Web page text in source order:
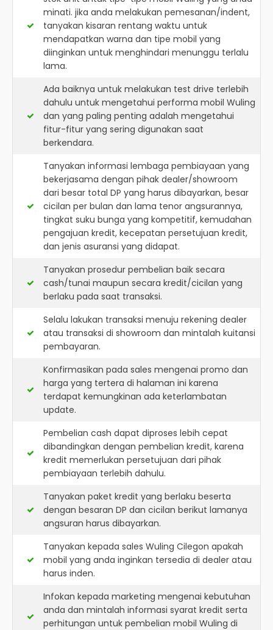
minati. jika anda melakukan pemesanan/indent,
tanyakan kisaran rentang waktu untuk
mendapatkan warna dan tipe mobil yang
diinginkan untuk menghindari menunggu terlalu
lama.
Ada baiknya untuk melakukan test drive terlebih
dahulu untuk mengetahui performa mobil Wuling
dan yang paling penting adalah mengetahui
fitur-fitur yang sering digunakan saat
berkendara.
Tanyakan informasi lembaga pembiayaan yang
bekerjasama dengan pihak dealer/showroom
dari besar total DP yang harus dibayarkan, besar
cicilan per bulan dan lama tenor angsurannya,
tingkat suku bunga yang kompetitif, kemudahan
pengajuan kredit, kecepatan persetujuan kredit,
dan jenis asuransi yang didapat.
Tanyakan prosedur pembelian baik secara
cash/tunai maupun secara kredit/cicilan yang
berlaku pada saat transaksi.
Selalu lakukan transaksi menuju rekening dealer
atau transaksi di showroom dan mintalah kuitansi
pembayaran.
Konfirmasikan pada sales mengenai promo dan
harga yang tertera di halaman ini karena
terdapat kemungkinan ada keterlambatan
update.
Pembelian cash dapat diproses lebih cepat
dibandingkan dengan pembelian kredit, karena
kredit memerlukan persetujuan dari pihak
pembiayaan terlebih dahulu.
Tanyakan paket kredit yang berlaku beserta
dengan besaran DP dan cicilan berikut lamanya
angsuran harus dibayarkan.
Tanyakan kepada sales Wuling Cilegon apakah
mobil yang anda inginkan tersedia di dealer atau
harus inden.
Infokan kepada marketing mengenai kebutuhan
anda dan mintalah informasi syarat kredit serta
perhitungan untuk pembelian mobil Wuling di